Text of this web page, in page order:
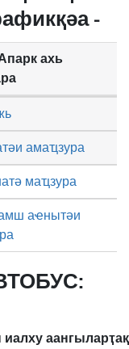
-
ахь
амаҵзура
маҵзура
аҽнытәи